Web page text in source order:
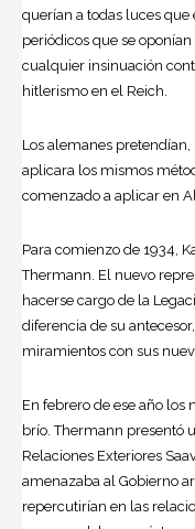
querían a todas luces
periódicos que se
cualquier insinuación
hitlerismo en el Reich.
Los alemanes
aplicara los mismos
comenzado a aplicar en
Para comienzo de 1934,
Thermann. El nuevo
hacerse cargo de la
diferencia de su
miramientos con sus
En febrero de ese año los
brío. Thermann presentó
Relaciones Exteriores
amenazaba al Gobierno
repercutirían en las